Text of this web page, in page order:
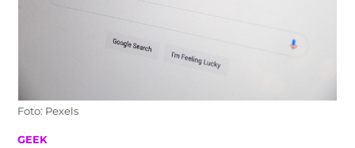
Foto: Pexels
POSTED
GEEK